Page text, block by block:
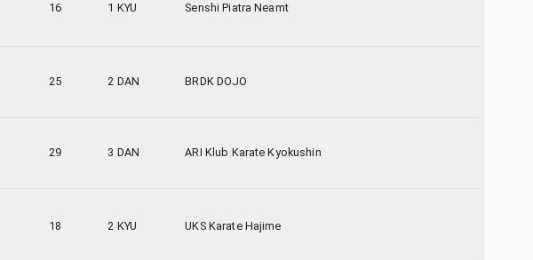
16 1 KYU Senshi Piatra Neamt
25 2 DAN BRDK DOJO
29 3 DAN ARI Klub Karate Kyokushin
18 2 KYU UKS Karate Hajime